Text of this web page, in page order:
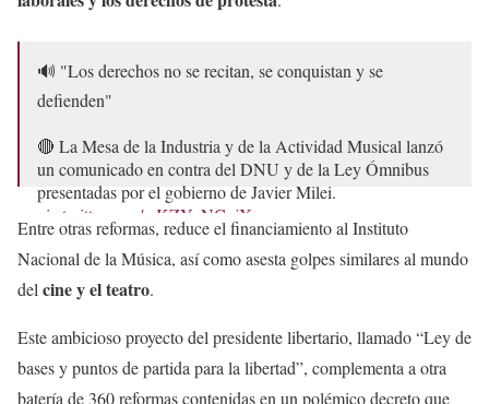
🔊 "Los derechos no se recitan, se conquistan y se
defienden"
🔴 La Mesa de la Industria y de la Actividad Musical lanzó
un comunicado en contra del DNU y de la Ley Ómnibus
presentadas por el gobierno de Javier Milei.
pic.twitter.com/mKZYvNCujX
— El Destape (@eldestapeweb)January 4, 2024
Entre otras reformas, reduce el financiamiento al Instituto
Nacional de la Música, así como asesta golpes similares al mundo
del cine y el teatro.
Este ambicioso proyecto del presidente libertario, llamado “Ley de
bases y puntos de partida para la libertad”, complementa a otra
batería de 360 reformas contenidas en un polémico decreto que